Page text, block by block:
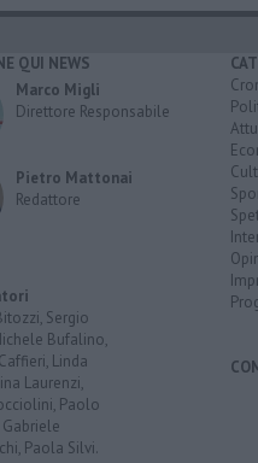
QUI NEWS
Marco Migli
Direttore Responsabile
Pietro Mattonai
Redattore
Sergio
Bufalino,
Linda
Laurenzi,
Paolo
Paola Silvi.